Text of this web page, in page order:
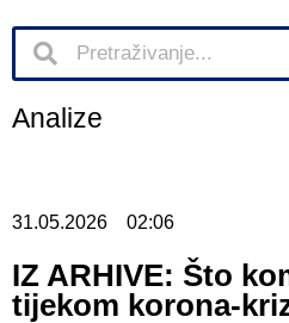
Analize
31.05.2026 02:06
IZ ARHIVE: Što
tijekom korona-